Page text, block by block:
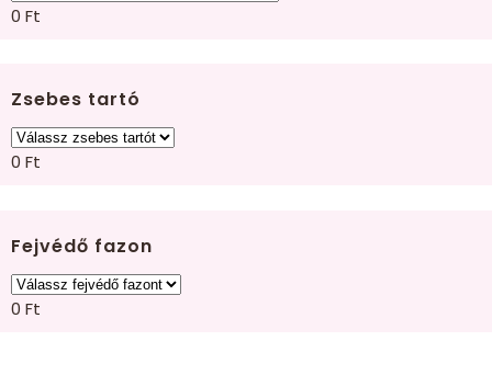
0 Ft
Zsebes tartó
0 Ft
Fejvédő fazon
0 Ft